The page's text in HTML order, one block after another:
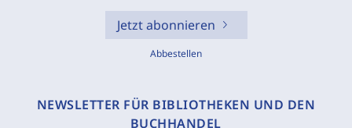
Jetzt abonnieren
Abbestellen
NEWSLETTER FÜR BIBLIOTHEKEN UND DEN
BUCHHANDEL